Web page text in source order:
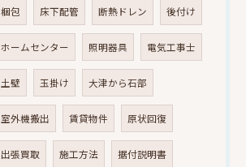
梱包 床下配管 断熱ドレン 後付け
ホームセンター 照明器具 電気工事士
土壁 玉掛け 大津から石部
室外機搬出 賃貸物件 原状回復
出張買取 施工方法 据付説明書